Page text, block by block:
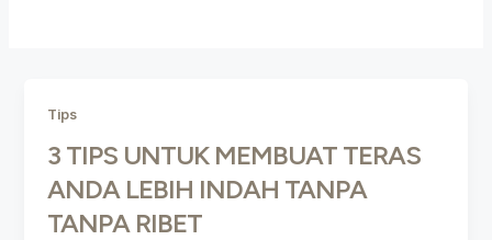
Tips
3 TIPS UNTUK MEMBUAT TERAS
ANDA LEBIH INDAH TANPA
TANPA RIBET